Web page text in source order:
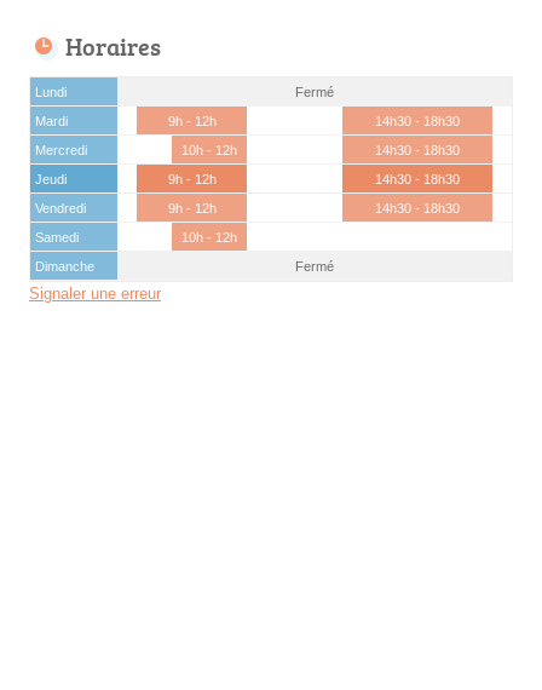
Horaires
Lundi
Fermé
Mardi
9h - 12h
14h30 - 18h30
Mercredi
10h - 12h
14h30 - 18h30
Jeudi
9h - 12h
14h30 - 18h30
Vendredi
9h - 12h
14h30 - 18h30
Samedi
10h - 12h
Dimanche
Fermé
Signaler une erreur